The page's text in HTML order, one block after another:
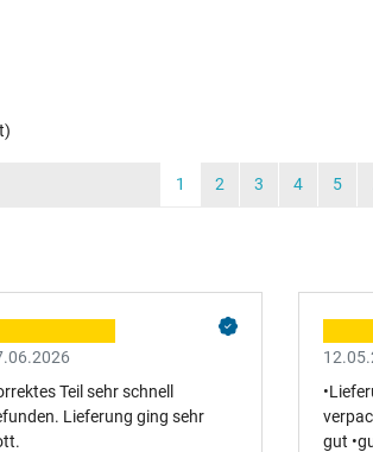
1 2 3 4 5
Teil sehr schnell
Lieferung ging sehr
gut